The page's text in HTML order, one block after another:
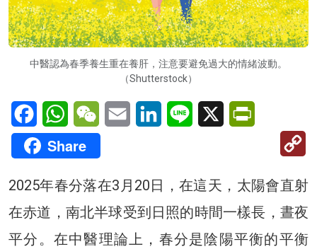
中醫認為春季養生重在養肝，注意要避免過大的情緒波動。
（Shutterstock）
FacebookWhatsAppWeChatEmail LinkedInLine X
Share
2025年春分落在3月20日，在這天，太陽會直射
在赤道，南北半球受到日照的時間一樣長，晝夜
平分。在中醫理論上，春分是陰陽平衡的平衡